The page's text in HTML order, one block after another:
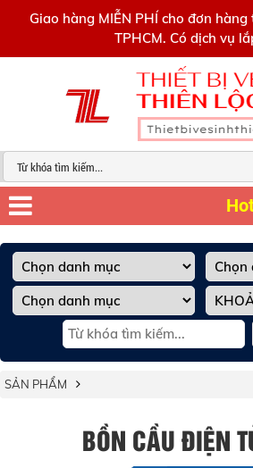
Giao hàng MIỄN PHÍ cho đơn
TPHCM. Có dịch vụ
SẢN PHẨM
BỒN CẦU ĐIỆN
0909445903